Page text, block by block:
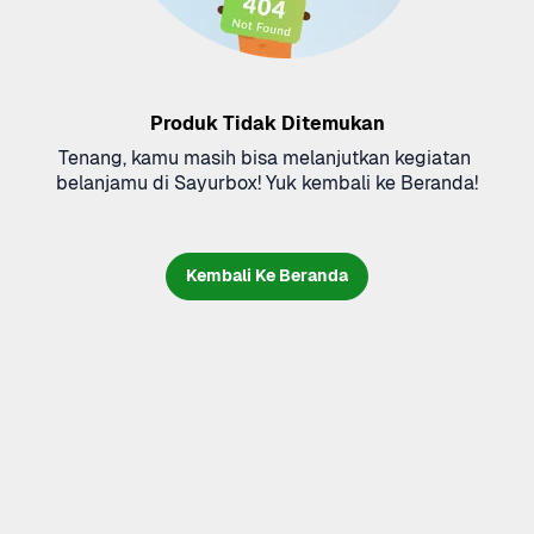
Produk Tidak Ditemukan
Tenang, kamu masih bisa melanjutkan kegiatan
belanjamu di Sayurbox! Yuk kembali ke Beranda!
Kembali Ke Beranda